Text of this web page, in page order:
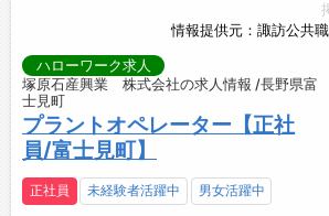
情報提供元：諏訪公共
ハローワーク求人
塚原石産興業 株式会社の求人情報 /長野県富
士見町
プラントオペレーター【正社
員/富士見町】
正社員 未経験者活躍中 男女活躍中